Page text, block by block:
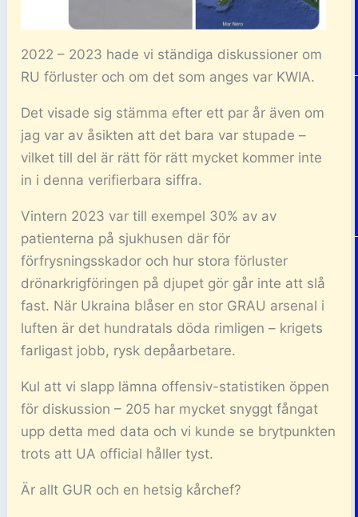
2022 – 2023 hade vi ständiga diskussioner om
RU förluster och om det som anges var KWIA.
Det visade sig stämma efter ett par år även om
jag var av åsikten att det bara var stupade –
vilket till del är rätt för rätt mycket kommer inte
in i denna verifierbara siffra.
Vintern 2023 var till exempel 30% av av
patienterna på sjukhusen där för
förfrysningsskador och hur stora förluster
drönarkrigföringen på djupet gör går inte att slå
fast. När Ukraina blåser en stor GRAU arsenal i
luften är det hundratals döda rimligen – krigets
farligast jobb, rysk depåarbetare.
Kul att vi slapp lämna offensiv-statistiken öppen
för diskussion – 205 har mycket snyggt fångat
upp detta med data och vi kunde se brytpunkten
trots att UA official håller tyst.
Är allt GUR och en hetsig kårchef?